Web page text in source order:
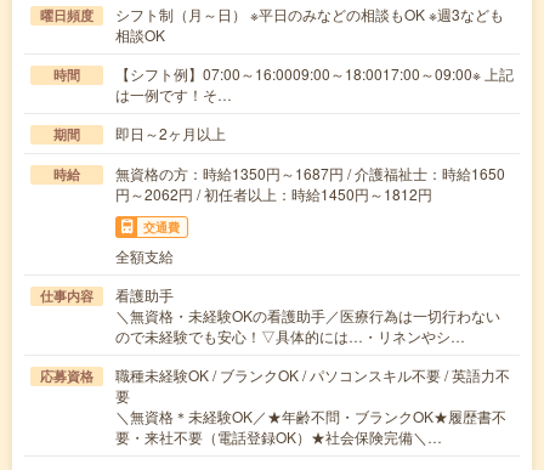
曜日頻度
シフト制（月～日） ※平日のみなどの相談もOK ※週3なども
相談OK
時間
【シフト例】07:00～16:0009:00～18:0017:00～09:00※ 上記
は一例です！そ…
期間 即日～2ヶ月以上
時給
無資格の方：時給1350円～1687円 / 介護福祉士：時給1650
円～2062円 / 初任者以上：時給1450円～1812円
交通費
全額支給
仕事内容
看護助手
＼無資格・未経験OKの看護助手／医療行為は一切行わない
ので未経験でも安心！▽具体的には…・リネンやシ…
応募資格
職種未経験OK / ブランクOK / パソコンスキル不要 / 英語力不
要
＼無資格＊未経験OK／★年齢不問・ブランクOK★履歴書不
要・来社不要（電話登録OK）★社会保険完備＼…